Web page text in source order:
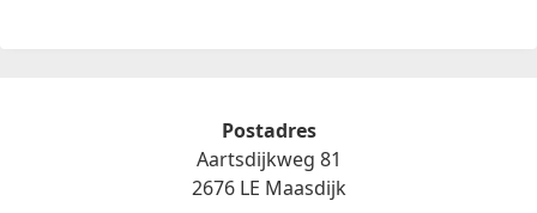
Postadres
Aartsdijkweg 81
2676 LE Maasdijk